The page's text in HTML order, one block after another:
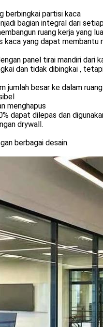
berbingkai partisi kaca
bagian integral dari
ruang kerja yang
yang dapat membantu
panel tirai mandiri dari
dan tidak dibingkai ,
jumlah besar ke dalam
menghapus
dapat dilepas dan
drywall.
berbagai desain.